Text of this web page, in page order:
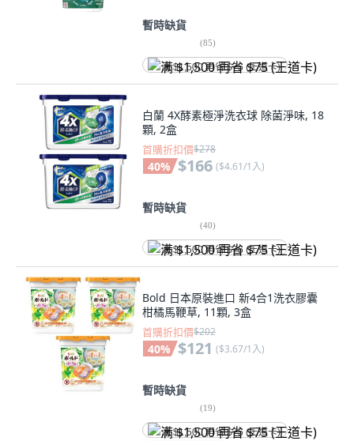
暫時缺貨
(85)
满 $1,500 再省 $75 (王道卡)
白蘭 4X酵素極淨洗衣球 除菌淨味, 18
顆, 2盒
首購折扣價$278
40% $166 ($4.61/1入)
暫時缺貨
(40)
满 $1,500 再省 $75 (王道卡)
Bold 日本原裝進口 新4合1洗衣膠囊
柑橘馬鞭草, 11顆, 3盒
首購折扣價$202
40% $121 ($3.67/1入)
暫時缺貨
(19)
满 $1,500 再省 $75 (王道卡)